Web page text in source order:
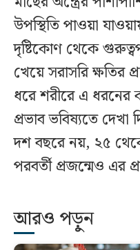
উপস্থিতি পাওয়া
দৃষ্টিকোণ থেকে
খেয়ে সরাসরি ক্ষতির
ধরে শরীরে এ
প্রভাব ভবিষ্যতে
দশ বছরে নয়, ২৫
পরবর্তী প্রজন্মেও এর
আরও পড়ুন